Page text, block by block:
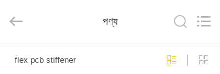
Technology
Co.,
Reserved.
পণ্য
flex pcb stiffener